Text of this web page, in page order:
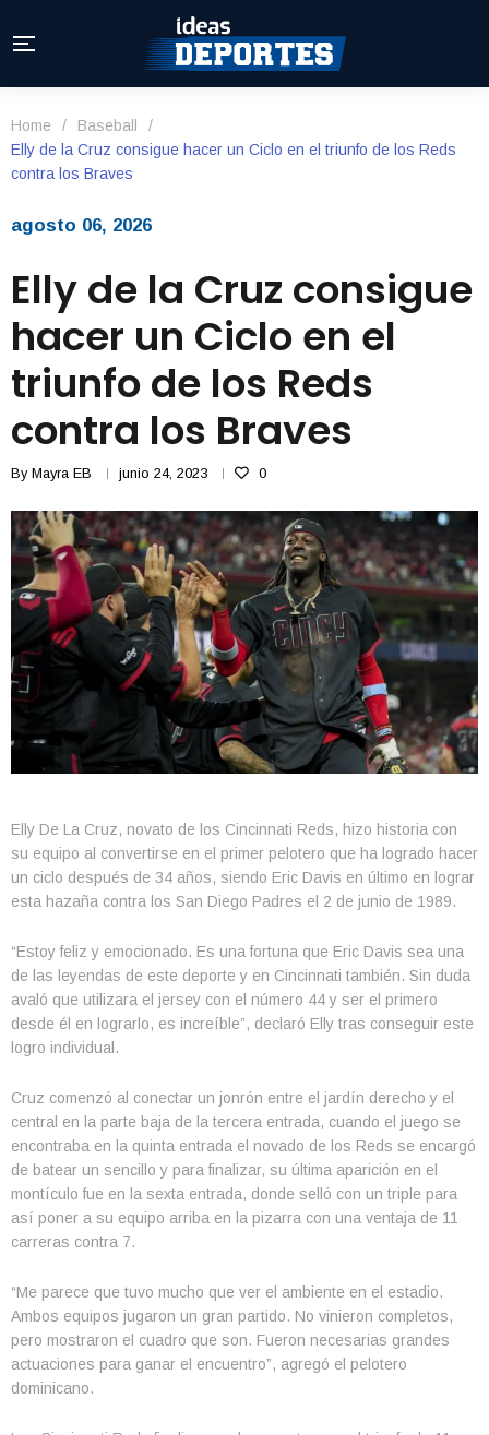
Home / Baseball
/
Elly de la Cruz consigue hacer un Ciclo en el triunfo de los Reds
contra los Braves
agosto 06, 2026
Elly de la Cruz consigue
hacer un Ciclo en el
triunfo de los Reds
contra los Braves
By Mayra EB junio 24, 2023 0
Elly De La Cruz, novato de los Cincinnati Reds, hizo historia con
su equipo al convertirse en el primer pelotero que ha logrado hacer
un ciclo después de 34 años, siendo Eric Davis en último en lograr
esta hazaña contra los San Diego Padres el 2 de junio de 1989.
“Estoy feliz y emocionado. Es una fortuna que Eric Davis sea una
de las leyendas de este deporte y en Cincinnati también. Sin duda
avaló que utilizara el jersey con el número 44 y ser el primero
desde él en lograrlo, es increíble”, declaró Elly tras conseguir este
logro individual.
Cruz comenzó al conectar un jonrón entre el jardín derecho y el
central en la parte baja de la tercera entrada, cuando el juego se
encontraba en la quinta entrada el novado de los Reds se encargó
de batear un sencillo y para finalizar, su última aparición en el
montículo fue en la sexta entrada, donde selló con un triple para
así poner a su equipo arriba en la pizarra con una ventaja de 11
carreras contra 7.
“Me parece que tuvo mucho que ver el ambiente en el estadio.
Ambos equipos jugaron un gran partido. No vinieron completos,
pero mostraron el cuadro que son. Fueron necesarias grandes
actuaciones para ganar el encuentro”, agregó el pelotero
dominicano.